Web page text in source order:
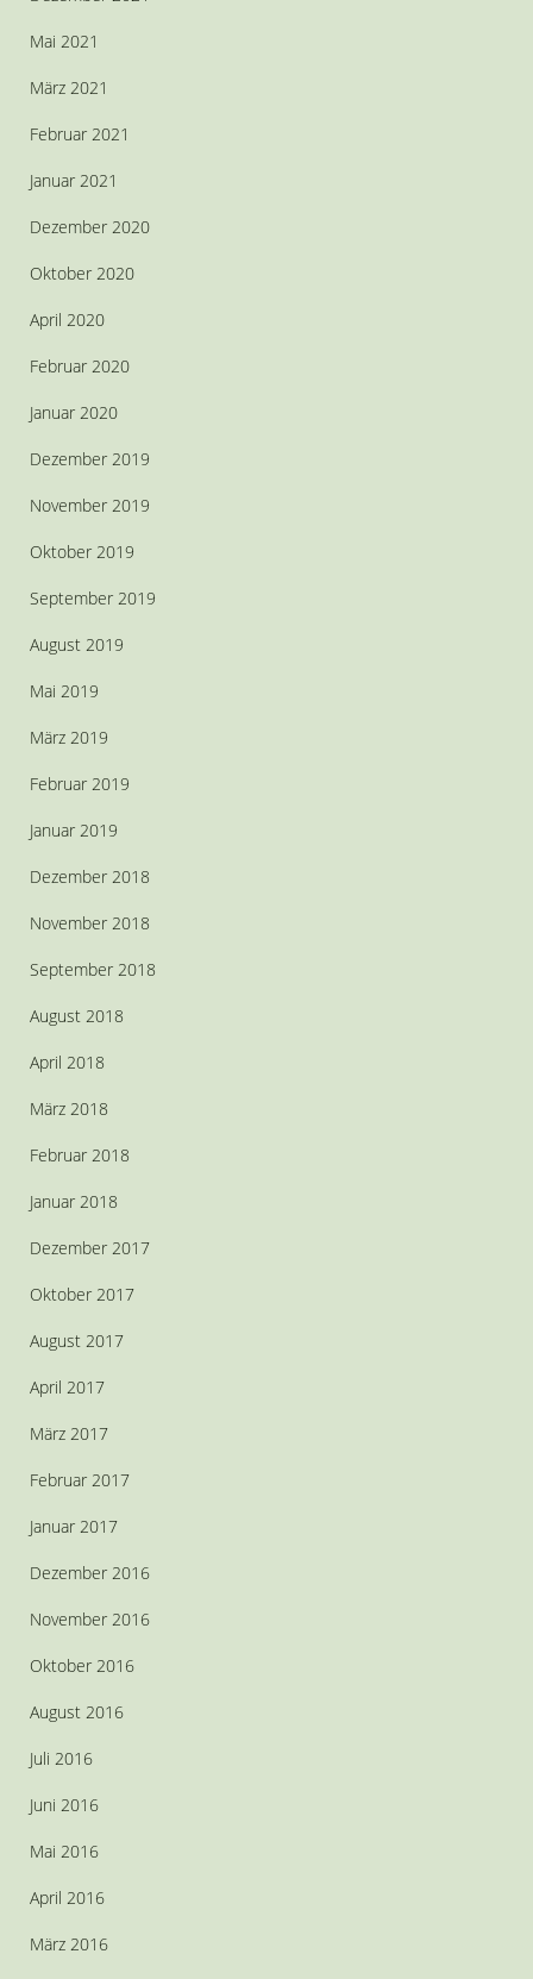
Mai 2021
März 2021
Februar 2021
Januar 2021
Dezember 2020
Oktober 2020
April 2020
Februar 2020
Januar 2020
Dezember 2019
November 2019
Oktober 2019
September 2019
August 2019
Mai 2019
März 2019
Februar 2019
Januar 2019
Dezember 2018
November 2018
September 2018
August 2018
April 2018
März 2018
Februar 2018
Januar 2018
Dezember 2017
Oktober 2017
August 2017
April 2017
März 2017
Februar 2017
Januar 2017
Dezember 2016
November 2016
Oktober 2016
August 2016
Juli 2016
Juni 2016
Mai 2016
April 2016
März 2016